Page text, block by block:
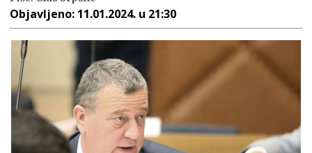
Objavljeno: 11.01.2024. u 21:30